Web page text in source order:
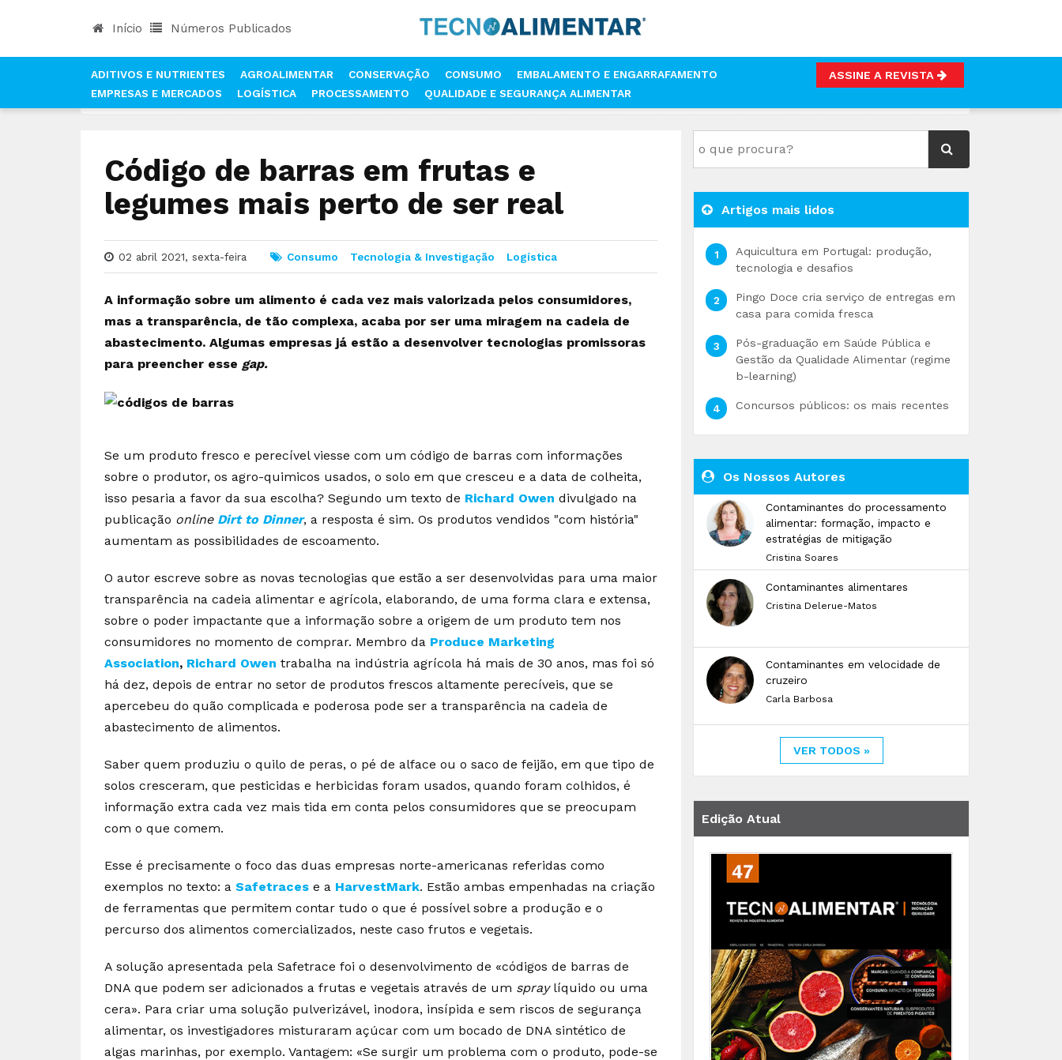
Início Números Publicados
ADITIVOS E NUTRIENTES AGROALIMENTAR CONSERVAÇÃO CONSUMO
EMBALAMENTO E ENGARRAFAMENTO
EMPRESAS E MERCADOS
LOGÍSTICA PROCESSAMENTO QUALIDADE E SEGURANÇA ALIMENTAR
ASSINE A REVISTA
CÓDIGO DE BARRAS EM FRUTAS E LEGUMES MAIS PERTO DE SER REAL
Código de barras em frutas e
legumes mais perto de ser real
02 abril 2021, sexta-feira Consumo Tecnologia & Investigação Logística
A informação sobre um alimento é cada vez mais valorizada pelos consumidores,
mas a transparência, de tão complexa, acaba por ser uma miragem na cadeia de
abastecimento. Algumas empresas já estão a desenvolver tecnologias promissoras
para preencher esse gap.
Se um produto fresco e perecível viesse com um código de barras com informações
sobre o produtor, os agro-quimicos usados, o solo em que cresceu e a data de colheita,
isso pesaria a favor da sua escolha? Segundo um texto de Richard Owen divulgado na
publicação online Dirt to Dinner, a resposta é sim. Os produtos vendidos "com história"
aumentam as possibilidades de escoamento.
O autor escreve sobre as novas tecnologias que estão a ser desenvolvidas para uma maior
transparência na cadeia alimentar e agrícola, elaborando, de uma forma clara e extensa,
sobre o poder impactante que a informação sobre a origem de um produto tem nos
consumidores no momento de comprar. Membro da Produce Marketing
Association, Richard Owen trabalha na indústria agrícola há mais de 30 anos, mas foi só
há dez, depois de entrar no setor de produtos frescos altamente perecíveis, que se
apercebeu do quão complicada e poderosa pode ser a transparência na cadeia de
abastecimento de alimentos.
Saber quem produziu o quilo de peras, o pé de alface ou o saco de feijão, em que tipo de
solos cresceram, que pesticidas e herbicidas foram usados, quando foram colhidos, é
informação extra cada vez mais tida em conta pelos consumidores que se preocupam
com o que comem.
Esse é precisamente o foco das duas empresas norte-americanas referidas como
exemplos no texto: a Safetraces e a HarvestMark. Estão ambas empenhadas na criação
de ferramentas que permitem contar tudo o que é possível sobre a produção e o
percurso dos alimentos comercializados, neste caso frutos e vegetais.
A solução apresentada pela Safetrace foi o desenvolvimento de «códigos de barras de
DNA que podem ser adicionados a frutas e vegetais através de um spray líquido ou uma
cera». Para criar uma solução pulverizável, inodora, insípida e sem riscos de segurança
alimentar, os investigadores misturaram açúcar com um bocado de DNA sintético de
algas marinhas, por exemplo. Vantagem: «Se surgir um problema com o produto, pode-se
Artigos mais lidos
Aquicultura em Portugal: produção,
tecnologia e desafios
Pingo Doce cria serviço de entregas em
casa para comida fresca
Pós-graduação em Saúde Pública e
Gestão da Qualidade Alimentar (regime
b-learning)
Concursos públicos: os mais recentes
Os Nossos Autores
Contaminantes do processamento
alimentar: formação, impacto e
estratégias de mitigação
Cristina Soares
Contaminantes alimentares
Cristina Delerue-Matos
Contaminantes em velocidade de
cruzeiro
Carla Barbosa
VER TODOS »
Edição Atual